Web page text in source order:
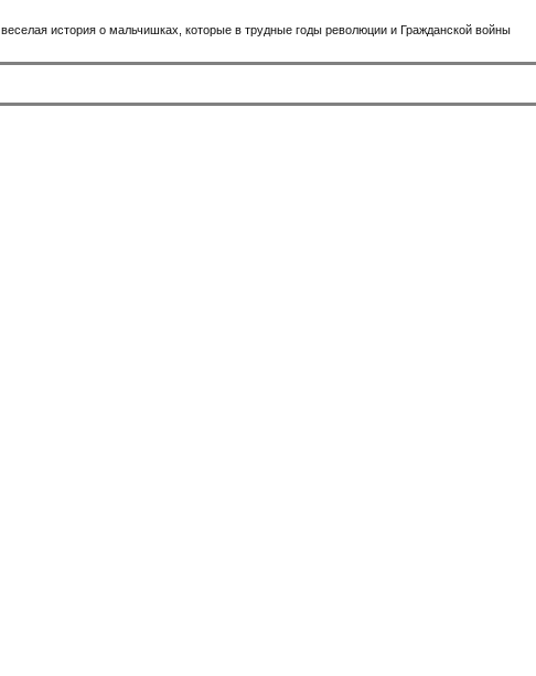
история о мальчишках, которые в трудные годы революции и Гражданской войны